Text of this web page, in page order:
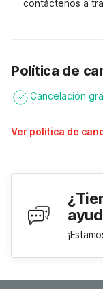
contáctenos a
Política de
Cancelación
Ver política de